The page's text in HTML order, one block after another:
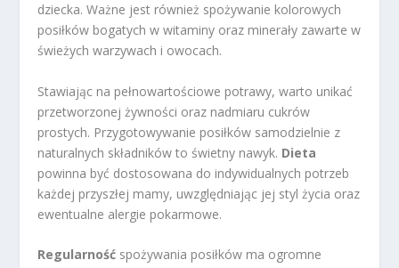
dziecka. Ważne jest również spożywanie kolorowych
posiłków bogatych w witaminy oraz minerały zawarte w
świeżych warzywach i owocach.
Stawiając na pełnowartościowe potrawy, warto unikać
przetworzonej żywności oraz nadmiaru cukrów
prostych. Przygotowywanie posiłków samodzielnie z
naturalnych składników to świetny nawyk. Dieta
powinna być dostosowana do indywidualnych potrzeb
każdej przyszłej mamy, uwzględniając jej styl życia oraz
ewentualne alergie pokarmowe.
Regularność spożywania posiłków ma ogromne